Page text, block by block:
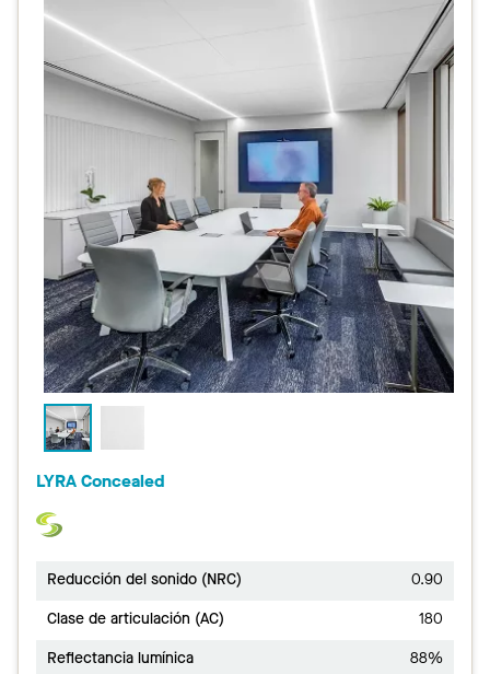
LYRA Concealed
Reducción del sonido (NRC)
0.90
Clase de articulación (AC)
180
Reflectancia lumínica
88%